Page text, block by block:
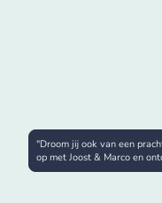
"Droom jij ook van een
op met Joost & Marco en